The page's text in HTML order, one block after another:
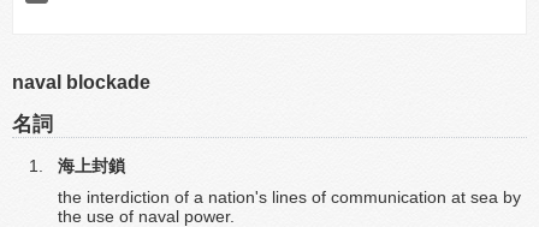
naval blockade
名詞
海上封鎖
the interdiction of a nation's lines of communication at sea by
the use of naval power.